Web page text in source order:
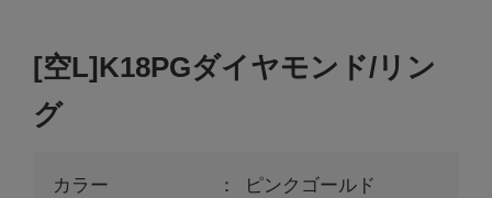
[空L]K18PGダイヤモンド/リン
グ
カラー
ピンクゴールド